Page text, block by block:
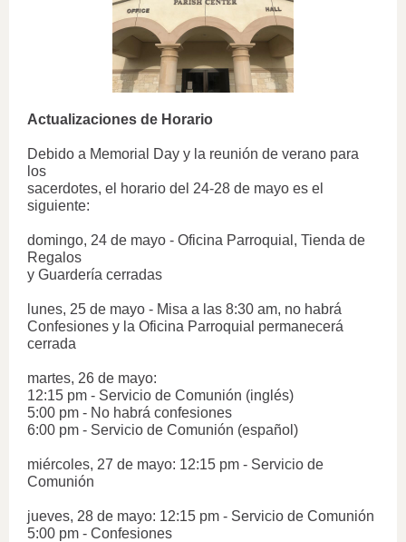
Actualizaciones de Horario
Debido a Memorial Day y la reunión de verano para
los
sacerdotes, el horario del 24-28 de mayo es el
siguiente:
domingo, 24 de mayo - Oficina Parroquial, Tienda de
Regalos
y Guardería cerradas
lunes, 25 de mayo - Misa a las 8:30 am, no habrá
Confesiones y la Oficina Parroquial permanecerá
cerrada
martes, 26 de mayo:
12:15 pm - Servicio de Comunión (inglés)
5:00 pm - No habrá confesiones
6:00 pm - Servicio de Comunión (español)
miércoles, 27 de mayo: 12:15 pm - Servicio de
Comunión
jueves, 28 de mayo: 12:15 pm - Servicio de Comunión
5:00 pm - Confesiones